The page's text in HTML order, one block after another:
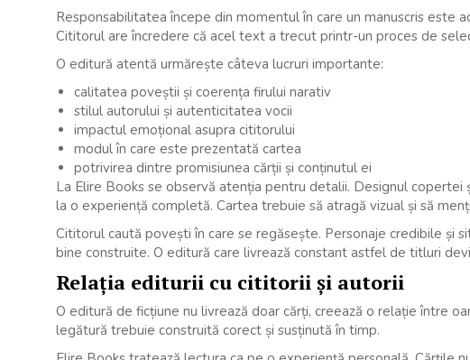
Responsabilitatea începe din momentul în care un manuscris este
Cititorul are încredere că acel text a trecut printr-un proces de
O editură atentă urmărește câteva lucruri importante:
calitatea poveștii și coerența firului narativ
stilul autorului și autenticitatea vocii
impactul emoțional asupra cititorului
modul în care este prezentată cartea
potrivirea dintre promisiunea cărții și conținutul ei
La Elire Books se observă atenția pentru detalii. Designul
la o experiență completă. Cartea trebuie să atragă vizual și să
Cititorul caută povești în care se regăsește. Personaje credibile și
bine construite. O editură care livrează constant astfel de titluri
Relația editurii cu cititorii și autorii
O editură de ficțiune nu livrează doar cărți, creează o relație între
legătură trebuie construită corect și susținută în timp.